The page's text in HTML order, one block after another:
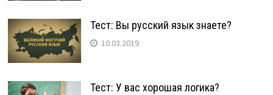
Тест: Вы русский язык знаете?
10.03.2019
Тест: У вас хорошая логика?